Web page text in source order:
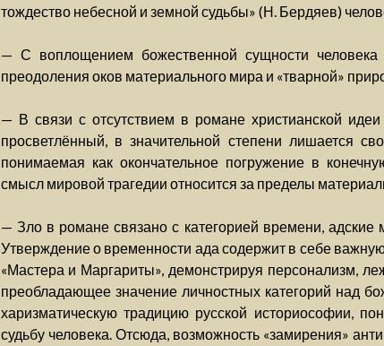
тождество небесной и земной судьбы» (Н. Бердяев)
— С воплощением божественной сущности человека
преодоления оков материального мира и «тварной»
— В связи с отсутствием в романе христианской
просветлённый, в значительной степени лишается
понимаемая как окончательное погружение в
смысл мировой трагедии относится за пределы
— Зло в романе связано с категорией времени,
Утверждение о временности ада содержит в себе
«Мастера и Маргариты», демонстрируя персонализм,
преобладающее значение личностных категорий над
харизматическую традицию русской историософии,
судьбу человека. Отсюда, возможность «замирения»